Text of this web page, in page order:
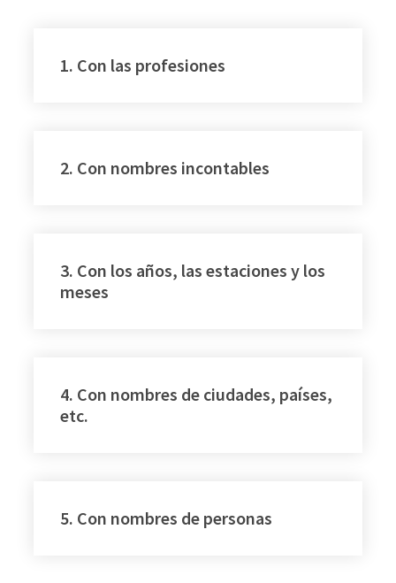
1. Con las profesiones
2. Con nombres incontables
3. Con los años, las estaciones y los
meses
4. Con nombres de ciudades, países,
etc.
5. Con nombres de personas